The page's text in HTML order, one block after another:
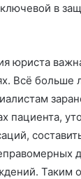
в
юриста
Всё больше
пациента,
Таким